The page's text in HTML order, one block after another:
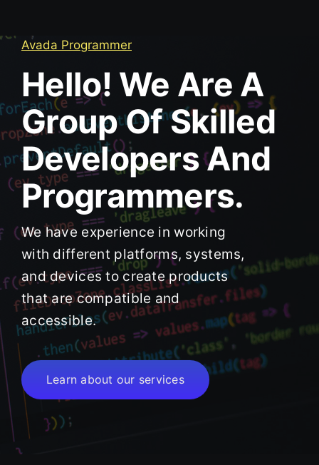
Avada Programmer
Hello! We Are A
Group Of Skilled
Developers And
Programmers.
We have experience in working
with different platforms, systems,
and devices to create products
that are compatible and
accessible.
Learn about our services